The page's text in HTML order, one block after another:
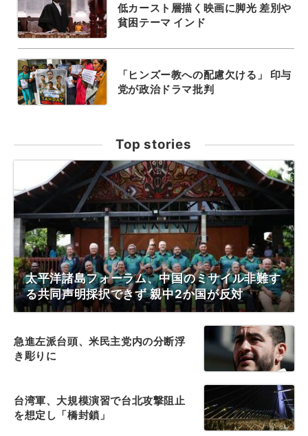
低カースト層描く映画に脚光 差別や
貧困テーマ インド
「ヒンズー教への配慮欠ける」 印与
党が政治ドラマ批判
Top stories
太平洋諸島フォーラム、中国のミサイル非難す
る共同声明採択できず 親中2か国が反対
急進左派台頭、米民主党内の分断浮
き彫りに
台湾軍、大規模演習で台北攻撃阻止
を想定し「橋封鎖」